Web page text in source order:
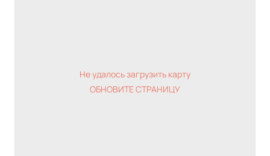
Не удалось загрузить карту
ОБНОВИТЕ СТРАНИЦУ